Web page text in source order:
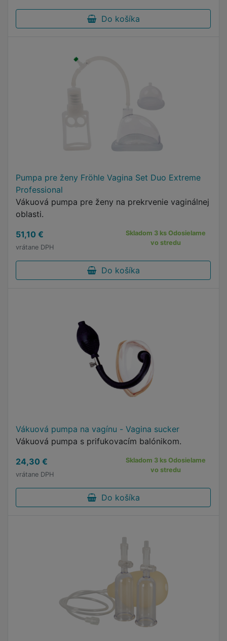
Do košíka
Pumpa pre ženy Fröhle Vagina Set Duo Extreme
Professional
Vákuová pumpa pre ženy na prekrvenie vaginálnej
oblasti.
51,10 €
vrátane DPH
Skladom 3 ks Odosielame
vo stredu
Do košíka
Vákuová pumpa na vagínu - Vagina sucker
Vákuová pumpa s prifukovacím balónikom.
24,30 €
vrátane DPH
Skladom 3 ks Odosielame
vo stredu
Do košíka